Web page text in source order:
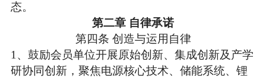
态。
第二章 自律承诺
第四条 创造与运用自律
1、 鼓励会员单位开展原始创新、集成创新及产学
研协同创新，聚焦电源核心技术、储能系统、锂